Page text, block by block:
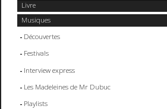
Livre
Musiques
Découvertes
Festivals
Interview express
Les Madeleines de Mr Dubuc
Playlists